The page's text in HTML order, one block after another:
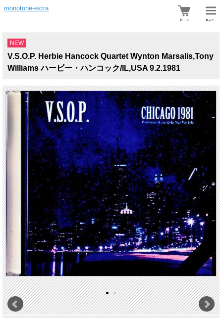
monotone-extra
NEW
V.S.O.P. Herbie Hancock Quartet Wynton Marsalis,Tony
Williams ハービー・ハンコック/IL,USA 9.2.1981